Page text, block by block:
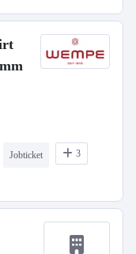
Jobticket 3